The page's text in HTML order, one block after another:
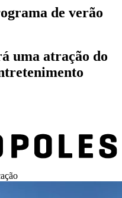
de verão
uma atração do